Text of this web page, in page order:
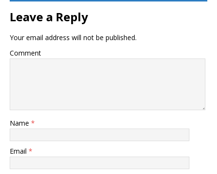
Leave a Reply
Your email address will not be published.
Comment
Name *
Email *